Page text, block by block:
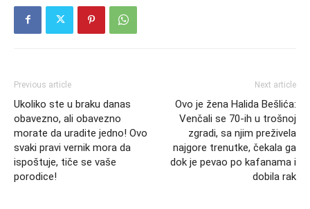
Previous article
Ukoliko ste u braku danas
obavezno, ali obavezno
morate da uradite jedno! Ovo
svaki pravi vernik mora da
ispoštuje, tiče se vaše
porodice!
Next article
Ovo je žena Halida Bešlića:
Venčali se 70-ih u trošnoj
zgradi, sa njim preživela
najgore trenutke, čekala ga
dok je pevao po kafanama i
dobila rak